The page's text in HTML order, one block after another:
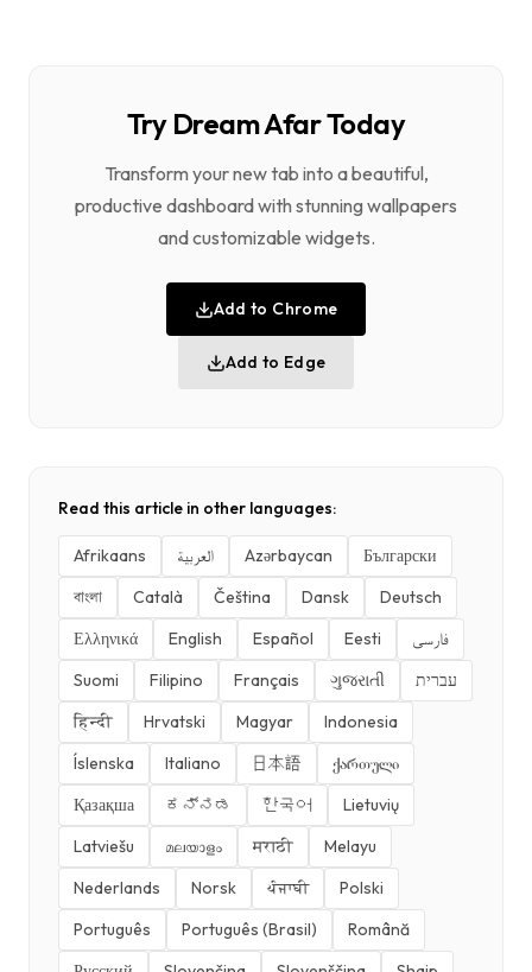
Try Dream Afar Today
Transform your new tab into a beautiful,
productive dashboard with stunning wallpapers
and customizable widgets.
Add to Chrome
Add to Edge
Read this article in other languages:
Afrikaans العربية Azərbaycan
Български
বাংলা
Català Čeština Dansk
Deutsch
Ελληνικά
English Español Eesti
فارسی
Suomi
Filipino Français ગુજરાતી
עברית
हिन्दी
Hrvatski Magyar
Indonesia
Íslenska
Italiano 日本語
ქართული
Қазақша
ಕನ್ನಡ 한국어
Lietuvių
Latviešu
മലയാളം मराठी
Melayu
Nederlands
Norsk ਪੰਜਾਬੀ
Polski
Português
Português (Brasil)
Română